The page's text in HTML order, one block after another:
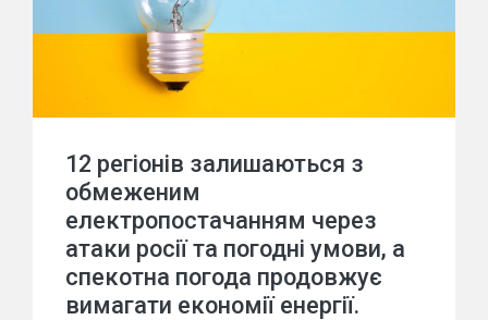
12 регіонів залишаються з
обмеженим
електропостачанням через
атаки росії та погодні умови, а
спекотна погода продовжує
вимагати економії енергії.